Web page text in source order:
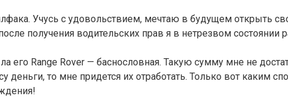
Учусь с удовольствием, мечтаю в будущем открыть
получения водительских прав я в нетрезвом
его Range Rover — баснословная. Такую сумму мне не
деньги, то мне придется их отработать. Только вот каким